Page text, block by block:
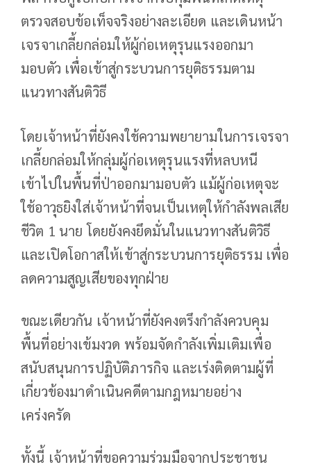
ตรวจสอบข้อเท็จจริงอย่างละเอียด และเดินหน้า
เจรจาเกลี้ยกล่อมให้ผู้ก่อเหตุรุนแรงออกมา
มอบตัว เพื่อเข้าสู่กระบวนการยุติธรรมตาม
แนวทางสันติวิธี
โดยเจ้าหน้าที่ยังคงใช้ความพยายามในการเจรจา
เกลี้ยกล่อมให้กลุ่มผู้ก่อเหตุรุนแรงที่หลบหนี
เข้าไปในพื้นที่ป่าออกมามอบตัว แม้ผู้ก่อเหตุจะ
ใช้อาวุธยิงใส่เจ้าหน้าที่จนเป็นเหตุให้กำลังพลเสีย
ชีวิต 1 นาย โดยยังคงยึดมั่นในแนวทางสันติวิธี
และเปิดโอกาสให้เข้าสู่กระบวนการยุติธรรม เพื่อ
ลดความสูญเสียของทุกฝ่าย
ขณะเดียวกัน เจ้าหน้าที่ยังคงตรึงกำลังควบคุม
พื้นที่อย่างเข้มงวด พร้อมจัดกำลังเพิ่มเติมเพื่อ
สนับสนุนการปฏิบัติภารกิจ และเร่งติดตามผู้ที่
เกี่ยวข้องมาดำเนินคดีตามกฎหมายอย่าง
เคร่งครัด
ทั้งนี้ เจ้าหน้าที่ขอความร่วมมือจากประชาชน